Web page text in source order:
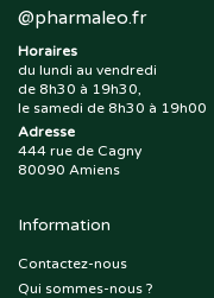
@pharmaleo.fr
Horaires
du lundi au vendredi
de 8h30 à 19h30,
le samedi de 8h30 à 19h00
Adresse
444 rue de Cagny
80090 Amiens
Information
Contactez-nous
Qui sommes-nous ?